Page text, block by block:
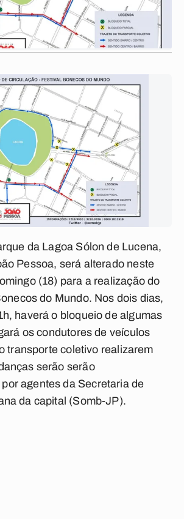
da Lagoa Sólon de Lucena,
Pessoa, será alterado neste
(18) para a realização do
do Mundo. Nos dois dias,
haverá o bloqueio de algumas
os condutores de veículos
transporte coletivo realizarem
serão serão
agentes da Secretaria de
da capital (Somb-JP).